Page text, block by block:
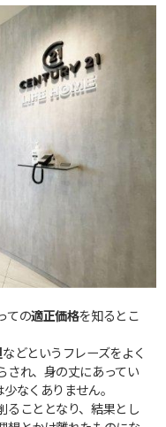
ての適正価格を知るとこ
などというフレーズをよく
され、身の丈にあってい
なくありません。
ることとなり、結果とし